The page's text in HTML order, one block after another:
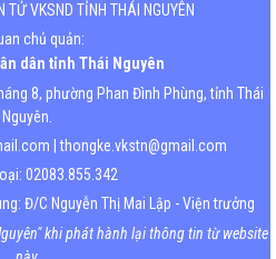
TỬ VKSND TỈNH THÁI NGUYÊN
chủ quản:
dân tỉnh Thái Nguyên
8, phường Phan Đình Phùng, tỉnh Thái
Nguyên.
| thongke.vkstn@gmail.com
02083.855.342
Đ/C Nguyễn Thị Mai Lập - Viện trưởng
khi phát hành lại thông tin từ website